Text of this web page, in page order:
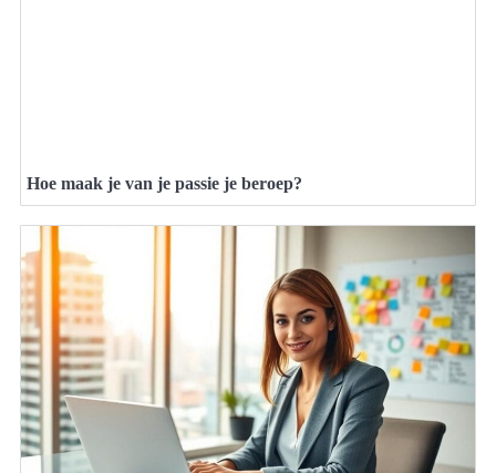
Hoe maak je van je passie je beroep?